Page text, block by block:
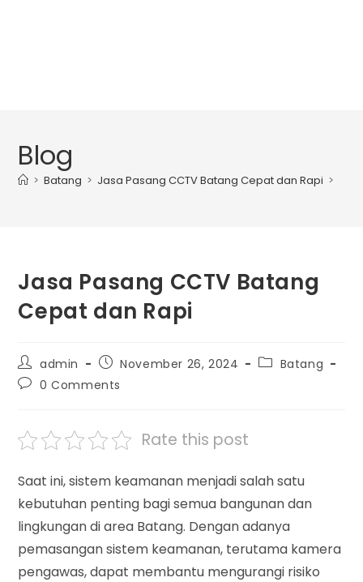
Blog
> Batang > Jasa Pasang CCTV Batang Cepat dan Rapi >
Jasa Pasang CCTV Batang
Cepat dan Rapi
Post
author:
admin
Post
published:
November 26, 2024
PostBatang
Post0 Comments
Rate this post
Saat ini, sistem keamanan menjadi salah satu
kebutuhan penting bagi semua bangunan dan
lingkungan di area Batang. Dengan adanya
pemasangan sistem keamanan, terutama kamera
pengawas, dapat membantu mengurangi risiko